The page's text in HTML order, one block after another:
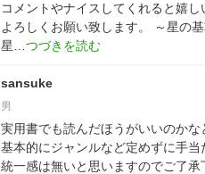
コメントやナイスしてくれると嬉し
よろしくお願い致します。
～星の
星
sansuke
男
実用書でも読んだほうがいいのかな
基本的にジャンルなど定めずに手
統一感は無いと思いますのでご了承